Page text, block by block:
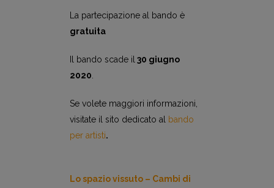
La partecipazione al bando è
gratuita
Il bando scade il30 giugno
2020.
Se volete maggiori informazioni,
visitate il sito dedicato al bando
per artisti.
Lo spazio vissuto – Cambi di